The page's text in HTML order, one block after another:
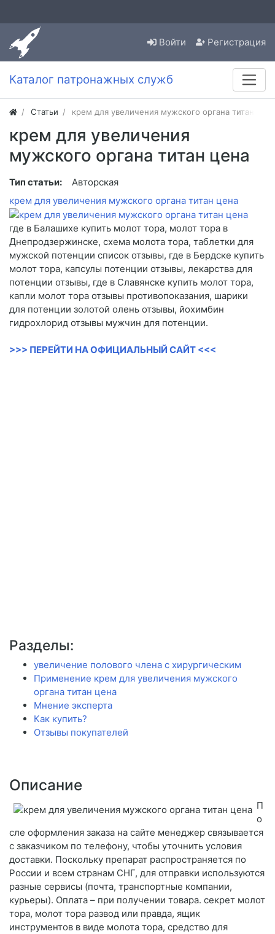
Войти Регистрация
Каталог патронажных служб
Статьи крем для увеличения мужского органа титан
крем для увеличения
мужского органа титан цена
Тип статьи:
Авторская
крем для увеличения мужского органа титан цена
где в Балашихе купить молот тора, молот тора в
Днепродзержинске, схема молота тора, таблетки для
мужской потенции список отзывы, где в Бердске купить
молот тора, капсулы потенции отзывы, лекарства для
потенции отзывы, где в Славянске купить молот тора,
капли молот тора отзывы противопоказания, шарики
для потенции золотой олень отзывы, йохимбин
гидрохлорид отзывы мужчин для потенции.
>>> ПЕРЕЙТИ НА ОФИЦИАЛЬНЫЙ САЙТ <<<
Разделы:
увеличение полового члена с хирургическим
Применение крем для увеличения мужского
органа титан цена
Мнение эксперта
Как купить?
Отзывы покупателей
Описание
П
о
сле оформления заказа на сайте менеджер связывается
с заказчиком по телефону, чтобы уточнить условия
доставки. Поскольку препарат распространяется по
России и всем странам СНГ, для отправки используются
разные сервисы (почта, транспортные компании,
курьеры). Оплата – при получении товара. секрет молот
тора, молот тора развод или правда, ящик
инструментов в виде молота тора, средство для